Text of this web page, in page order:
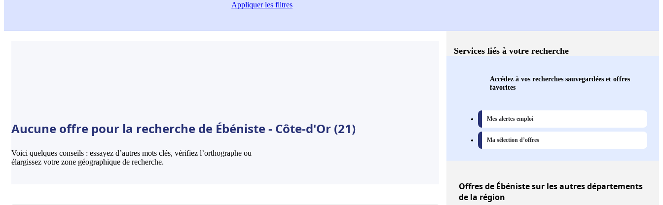
Appliquerles filtres
Aucune offre pour la recherche de Ébéniste - Côte-d'Or (21)
Voici quelques conseils : essayez d’autres mots clés, vérifiez l’orthographe ou
élargissez votre zone géographique de recherche.
Services liés à votre recherche
Accédez à vos recherches sauvegardées et offres
favorites
Mes alertes emploi
Ma sélection d’offres
Offresde Ébéniste sur les autres départements
de la région